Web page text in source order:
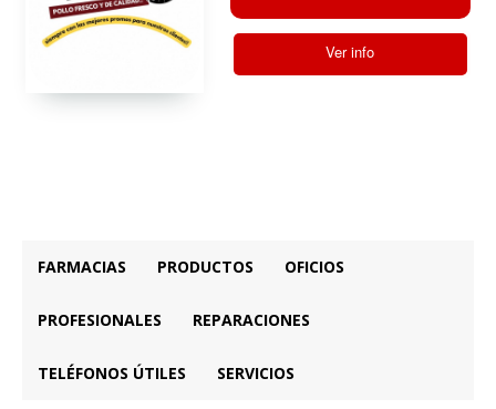
Ver info
FARMACIAS PRODUCTOS OFICIOS
PROFESIONALES REPARACIONES
TELÉFONOS ÚTILES SERVICIOS